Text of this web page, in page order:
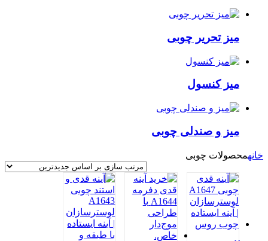
میز تحریر چوبی
میز کنسول
میز و صندلی چوبی
خانهمحصولات چوبی